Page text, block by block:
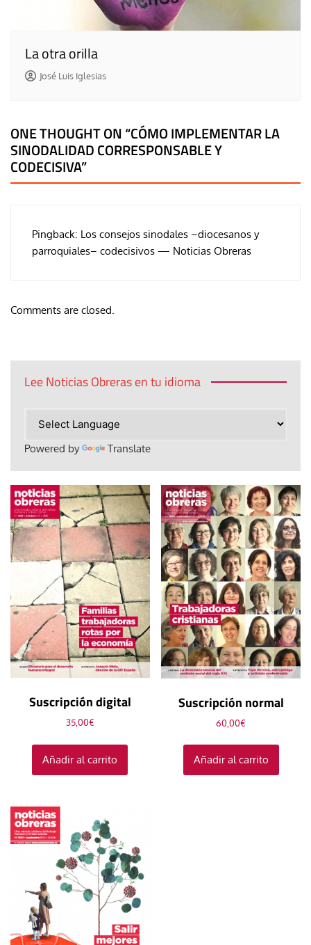
La otra orilla
José Luis Iglesias
ONE THOUGHT ON “CÓMO IMPLEMENTAR LA
SINODALIDAD CORRESPONSABLE Y
CODECISIVA”
Pingback: Los consejos sinodales –diocesanos y
parroquiales– codecisivos — Noticias Obreras
Comments are closed.
Lee Noticias Obreras en tu idioma
Powered by Translate
Suscripción digital
35,00€
Añadir al carrito
Suscripción normal
60,00€
Añadir al carrito